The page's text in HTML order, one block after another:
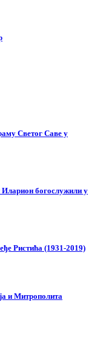
Светог Саве у
Иларион богослужили у
Ристића (1931-2019)
и Митрополита